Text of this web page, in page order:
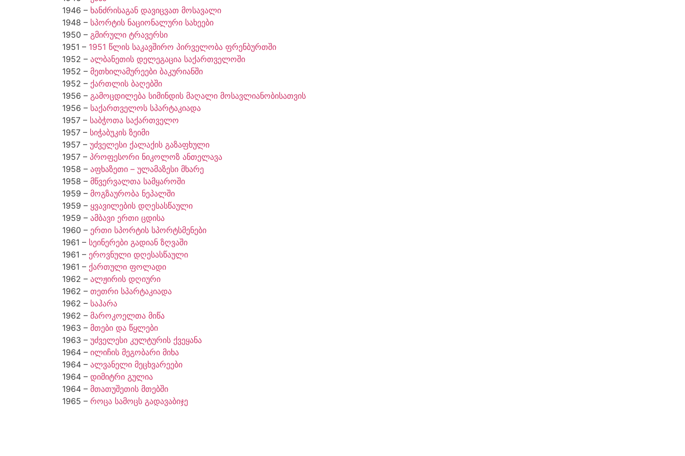
1946 – ხანძრისაგან დავიცვათ მოსავალი
1948 – სპორტის ნაციონალური სახეები
1950 – გმირული ტრავერსი
1951 – 1951 წლის საკავშირო პირველობა ფრენბურთში
1952 – ალბანეთის დელეგაცია საქართველოში
1952 – მეთხილამურეები ბაკურიანში
1952 – ქართლის ბაღებში
1956 – გამოცდილება სიმინდის მაღალი მოსავლიანობისათვის
1956 – საქართველოს სპარტაკიადა
1957 – საბჭოთა საქართველო
1957 – სიჭაბუკის ზეიმი
1957 – უძველესი ქალაქის გაზაფხული
1957 – პროფესორი ნიკოლოზ ანთელავა
1958 – აფხაზეთი – ულამაზესი მხარე
1958 – მწვერვალთა სამყაროში
1959 – მოგზაურობა ნეპალში
1959 – ყვავილების დღესასწაული
1959 – ამბავი ერთი ცდისა
1960 – ერთი სპორტის სპორტსმენები
1961 – სეინერები გადიან ზღვაში
1961 – ეროვნული დღესასწაული
1961 – ქართული ფოლადი
1962 – ალჟირის დღიური
1962 – თეთრი სპარტაკიადა
1962 – საჰარა
1962 – მაროკოელთა მიწა
1963 – მთები და წყლები
1963 – უძველესი კულტურის ქვეყანა
1964 – ილიჩის მეგობარი მიხა
1964 – ალვანელი მეცხვარეები
1964 – დიმიტრი გულია
1964 – მთათუშეთის მთებში
1965 – როცა სამოცს გადავაბიჯე